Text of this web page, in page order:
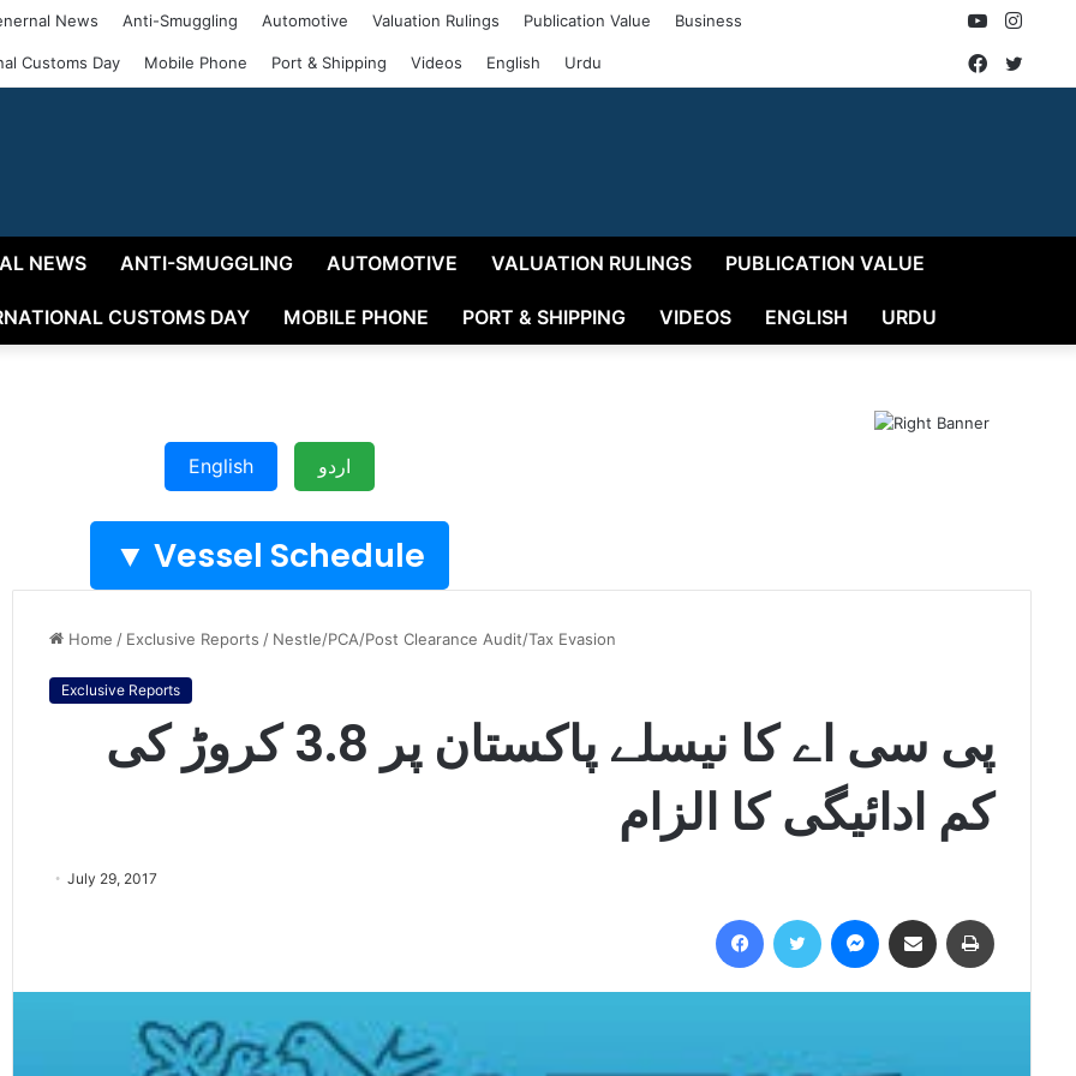
News Anti-Smuggling Automotive Valuation Rulings Publication Value Business
Customs Day Mobile Phone Port & Shipping Videos English Urdu
YouTube
Facebook
NEWS ANTI-SMUGGLING AUTOMOTIVE VALUATION RULINGS PUBLICATION VALUE
CUSTOMS DAY MOBILE PHONE PORT & SHIPPING VIDEOS ENGLISH URDU
English اردو
Vessel Schedule ▼
Home / Exclusive Reports / Nestle/PCA/Post Clearance Audit/Tax Evasion
Exclusive Reports
پی سی اے کا نیسلے پاکستان پر 3.8 کروڑ کی
کم ادائیگی کا الزام
July 29, 2017